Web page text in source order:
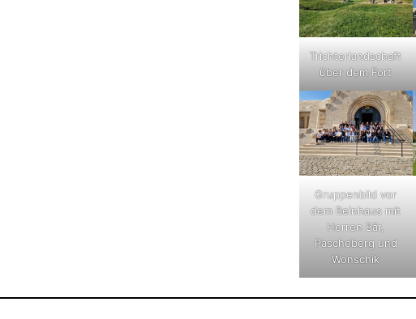
Trichterlandschaft
über dem Fort
Gruppenbild vor
dem Beinhaus mit
Herren Bär,
Pascheberg und
Wonschik